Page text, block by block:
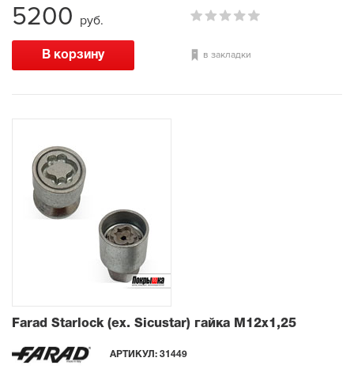
в закладки
5200 руб.
Farad Starlock (ex. Sicustar) гайка М12x1,25
АРТИКУЛ: 31449